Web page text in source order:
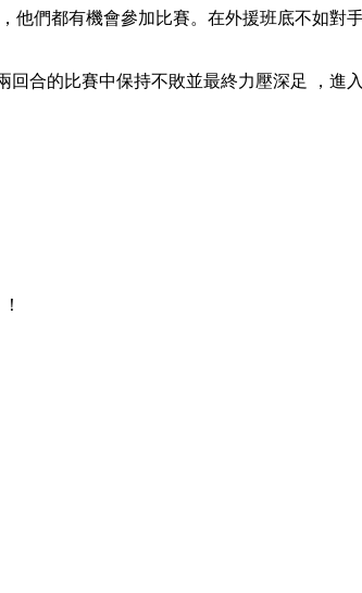
們都有機會參加比賽。在外援班底不如對
合的比賽中保持不敗並最終力壓深足 ，進入